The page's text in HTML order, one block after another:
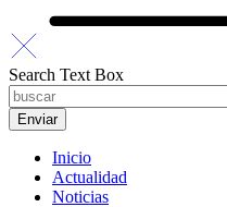
Search Text Box
Inicio
Actualidad
Noticias